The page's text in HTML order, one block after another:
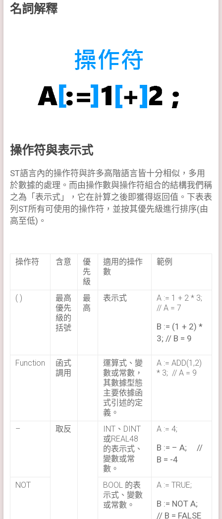
名詞解釋
操作符與表示式
ST語言內的操作符與許多高階語言皆十分相似，多用
於數據的處理。而由操作數與操作符組合的結構我們稱
之為「表示式」，它在計算之後即獲得返回值。下表表
列ST所有可使用的操作符，並按其優先級進行排序(由
高至低)。
操作符 含意
優
先
級
適用的操作
數
範例
( )
最高
優先
級的
括號
最
高
表示式
A := 1 + 2 * 3;
// A = 7
B := (1 + 2) *
3; // B = 9
Function
函式
調用
運算式、變
數或常數，
其數據型態
主要依據函
式引述的定
義。
A := ADD(1,2)
* 3; // A = 9
– 取反
INT、DINT
或REAL48
的表示式、
變數或常
數。
A := 4;
B := – A; //
B = -4
NOT
BOOL 的表
示式、變數
或常數。
A := TRUE;
B := NOT A;
// B = FALSE